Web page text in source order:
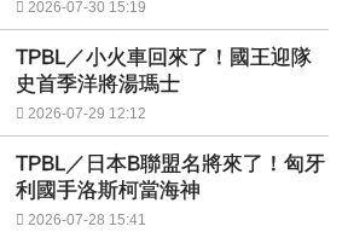
2026-07-30 15:19
TPBL／小火車回來了！國王迎隊
史首季洋將湯瑪士
2026-07-29 12:12
TPBL／日本B聯盟名將來了！匈牙
利國手洛斯柯當海神
2026-07-28 15:41